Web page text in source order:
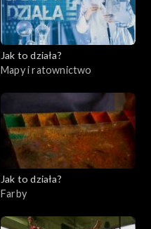
Jak to działa?
Mapy i ratownictwo
Jak to działa?
Farby